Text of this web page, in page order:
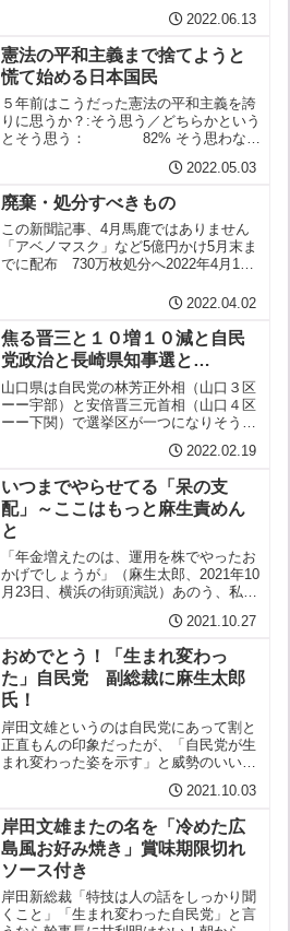
義」を岸田政権が立案したのだというア
メリカからだけでなく国内軍需産業から
も“爆買い”しようという...
2022.06.13
憲法の平和主義まで捨てようと
慌て始める日本国民
５年前はこうだった憲法の平和主義を誇
りに思うか？:そう思う／どちらかという
とそう思う： 82% そう思わない
（NHK世論調査2017年３月）同じ設問で
はないがウクライナの影響がいかに大き
いか今はこ...
2022.05.03
廃棄・処分すべきもの
この新聞記事、4月馬鹿ではありません
「アベノマスク」など5億円かけ5月末ま
でに配布 730万枚処分へ2022年4月1日
コールセンターなどに約1億4千万円がか
る費用...
2022.04.02
焦る晋三と１０増１０減と自民
党政治と長崎県知事選と…
山口県は自民党の林芳正外相（山口３区
ーー宇部）と安倍晋三元首相（山口４区
ーー下関）で選挙区が一つになりそうだ
このままでは安倍は林に負ける。焦りま
くる安倍一票の格差が広がっているので
地方で選挙区を減らし都市...
2022.02.19
いつまでやらせてる「呆の支
配」～ここはもっと麻生責めん
と
「年金増えたのは、運用を株でやったお
かげでしょうが」（麻生太郎、2021年10
月23日、横浜の街頭演説）あのう、私の
た」？！そういうことは実際に年金の支
給額を増やしてから言ってほしいものだ
が麻生太郎：「（...
2021.10.27
おめでとう！「生まれ変わっ
た」自民党 副総裁に麻生太郎
氏！
岸田文雄というのは自民党にあって割と
正直もんの印象だったが、「自民党が生
まれ変わった姿を示す」と威勢のいいこ
郎なんかを副総裁にして、自民党がちっ
とも変わっていない姿をまざまざと見せ
つけるって、これはもう不...
2021.10.03
岸田文雄またの名を「冷めた広
島風お好み焼き」賞味期限切れ
ソース付き
岸田新総裁「特技は人の話をしっかり聞
くこと」「生まれ変わった自民党」と言